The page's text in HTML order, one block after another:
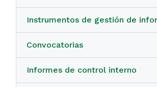
Instrumentos de gestión de
Convocatorias
Informes de control interno